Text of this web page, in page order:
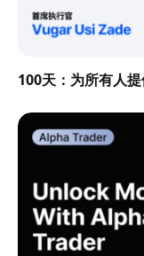
100天：为所有人